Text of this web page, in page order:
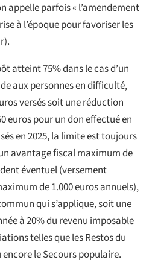
appelle parfois « l’amendement
à l’époque pour favoriser les
atteint 75% dans le cas d’un
aux personnes en difficulté,
versés soit une réduction
euros pour un don effectué en
en 2025, la limite est toujours
avantage fiscal maximum de
éventuel (versement
de 1.000 euros annuels),
qui s’applique, soit une
à 20% du revenu imposable
telles que les Restos du
le Secours populaire.